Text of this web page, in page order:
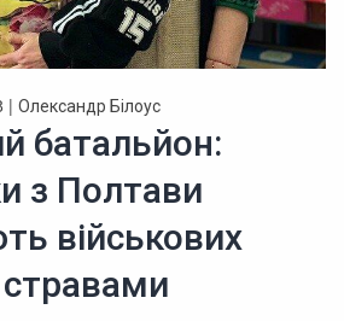
| Олександр Білоус
батальйон:
з Полтави
військових